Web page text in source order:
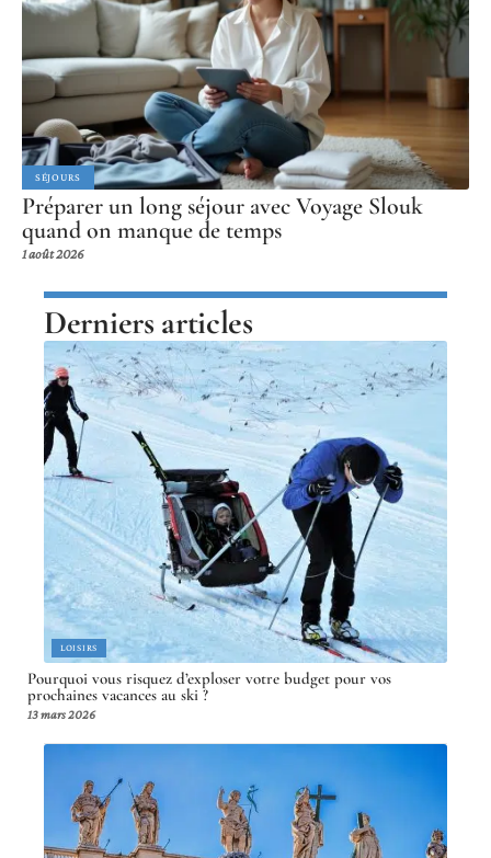
SÉJOURS
Préparer un long séjour avec Voyage Slouk
quand on manque de temps
1 août 2026
Derniers articles
LOISIRS
Pourquoi vous risquez d’exploser votre budget pour vos
prochaines vacances au ski ?
13 mars 2026